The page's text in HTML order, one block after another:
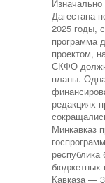
Дагестана
2025 годы,
программа
проектом,
СКФО
планы.
редакциях
Минкавказ
бюджетных
Кавказа —